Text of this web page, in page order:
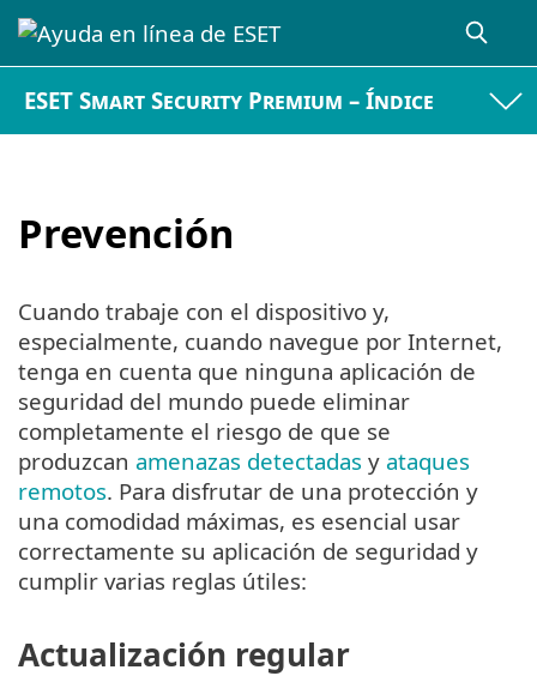
ESET Smart Security Premium – Índice
Prevención
Cuando trabaje con el dispositivo y,
especialmente, cuando navegue por Internet,
tenga en cuenta que ninguna aplicación de
seguridad del mundo puede eliminar
completamente el riesgo de que se
produzcan amenazas detectadas y ataques
remotos. Para disfrutar de una protección y
una comodidad máximas, es esencial usar
correctamente su aplicación de seguridad y
cumplir varias reglas útiles:
Actualización regular